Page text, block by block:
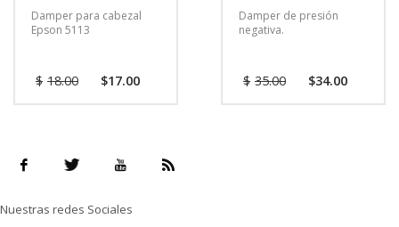
Damper para cabezal
Epson 5113
$ 18.00 $17.00
Damper de presión
negativa.
$ 35.00 $34.00
Nuestras redes Sociales